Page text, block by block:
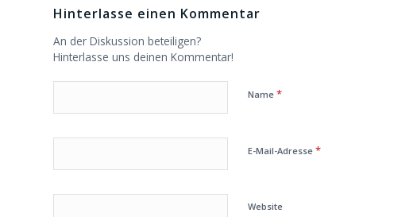
Hinterlasse einen Kommentar
An der Diskussion beteiligen?
Hinterlasse uns deinen Kommentar!
Name *
E-Mail-Adresse *
Website